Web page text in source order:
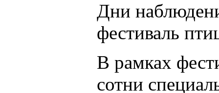
Дни
фестиваль
В рамках
сотни